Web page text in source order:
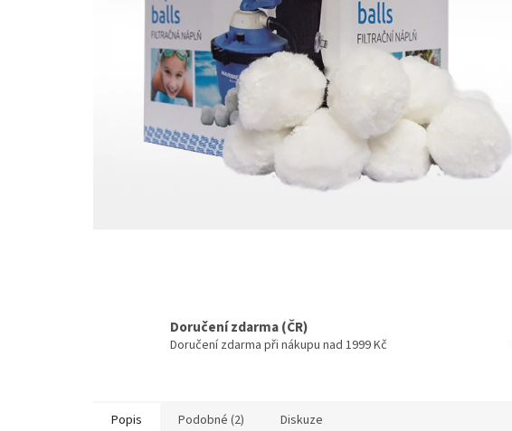
Doručení zdarma (ČR)
Doručení zdarma při nákupu nad 1999 Kč
Popis Podobné (2) Diskuze